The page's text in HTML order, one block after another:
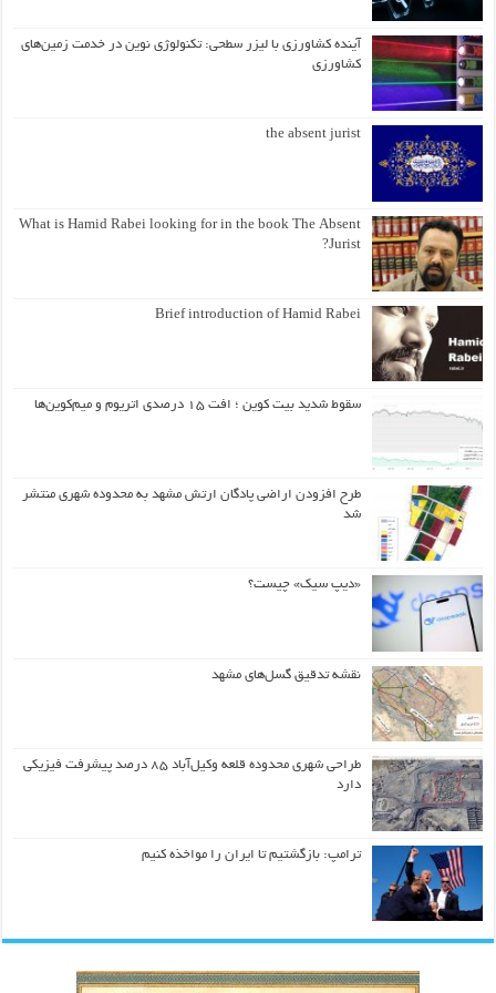
آینده کشاورزی با لیزر سطحی: تکنولوژی نوین در خدمت زمین‌های
کشاورزی
the absent jurist
What is Hamid Rabei looking for in the book The Absent
Jurist?
Brief introduction of Hamid Rabei
سقوط شدید بیت کوین ؛ افت ۱۵ درصدی اتریوم و میم‌کوین‌ها
طرح افزودن اراضی پادگان ارتش مشهد به محدوده شهری منتشر
شد
«دیپ سیک» چیست؟
نقشه تدقیق گسل‌های مشهد
طراحی شهری محدوده قلعه وکیل‌آباد ۸۵ درصد پیشرفت فیزیکی
دارد
ترامپ: بازگشتیم تا ایران را مواخذه کنیم